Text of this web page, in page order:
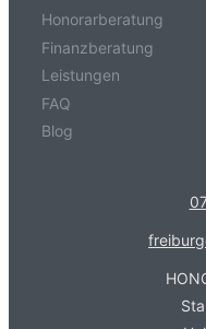
Honorarberatung
Finanzberatung
Leistungen
FAQ
Blog